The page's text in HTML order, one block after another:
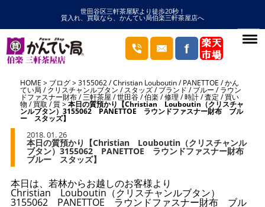
世田谷区三軒茶屋駅より徒歩20秒！
質入れ、買取なら、かんてい局伯楽三軒茶屋店へ
HOME ブログ 3155062/Christian Louboutin/PANETTOE /かん
てい局 /クリスチャンルブタン /スタッズ/ブランド /ブルー /ラウン
ドファスナー財布/三軒茶屋 /世田谷/伯楽/修理 /時計/査定 /買い
物 /買取 /質 本日の質預かり【Christian Louboutin（クリスチャ
ンルブタン）3155062 PANETTOE ラウンドファスナー財布 ブル
ー スタッズ】
2018. 01. 26
本日の質預かり【Christian Louboutin（クリスチャンル
ブタン）3155062 PANETTOE ラウンドファスナー財布
ブルー スタッズ】
本日は、若林からお越しのお客様より
Christian Louboutin（クリスチャンルブタン）
3155062 PANETTOE ラウンドファスナー財布 ブル